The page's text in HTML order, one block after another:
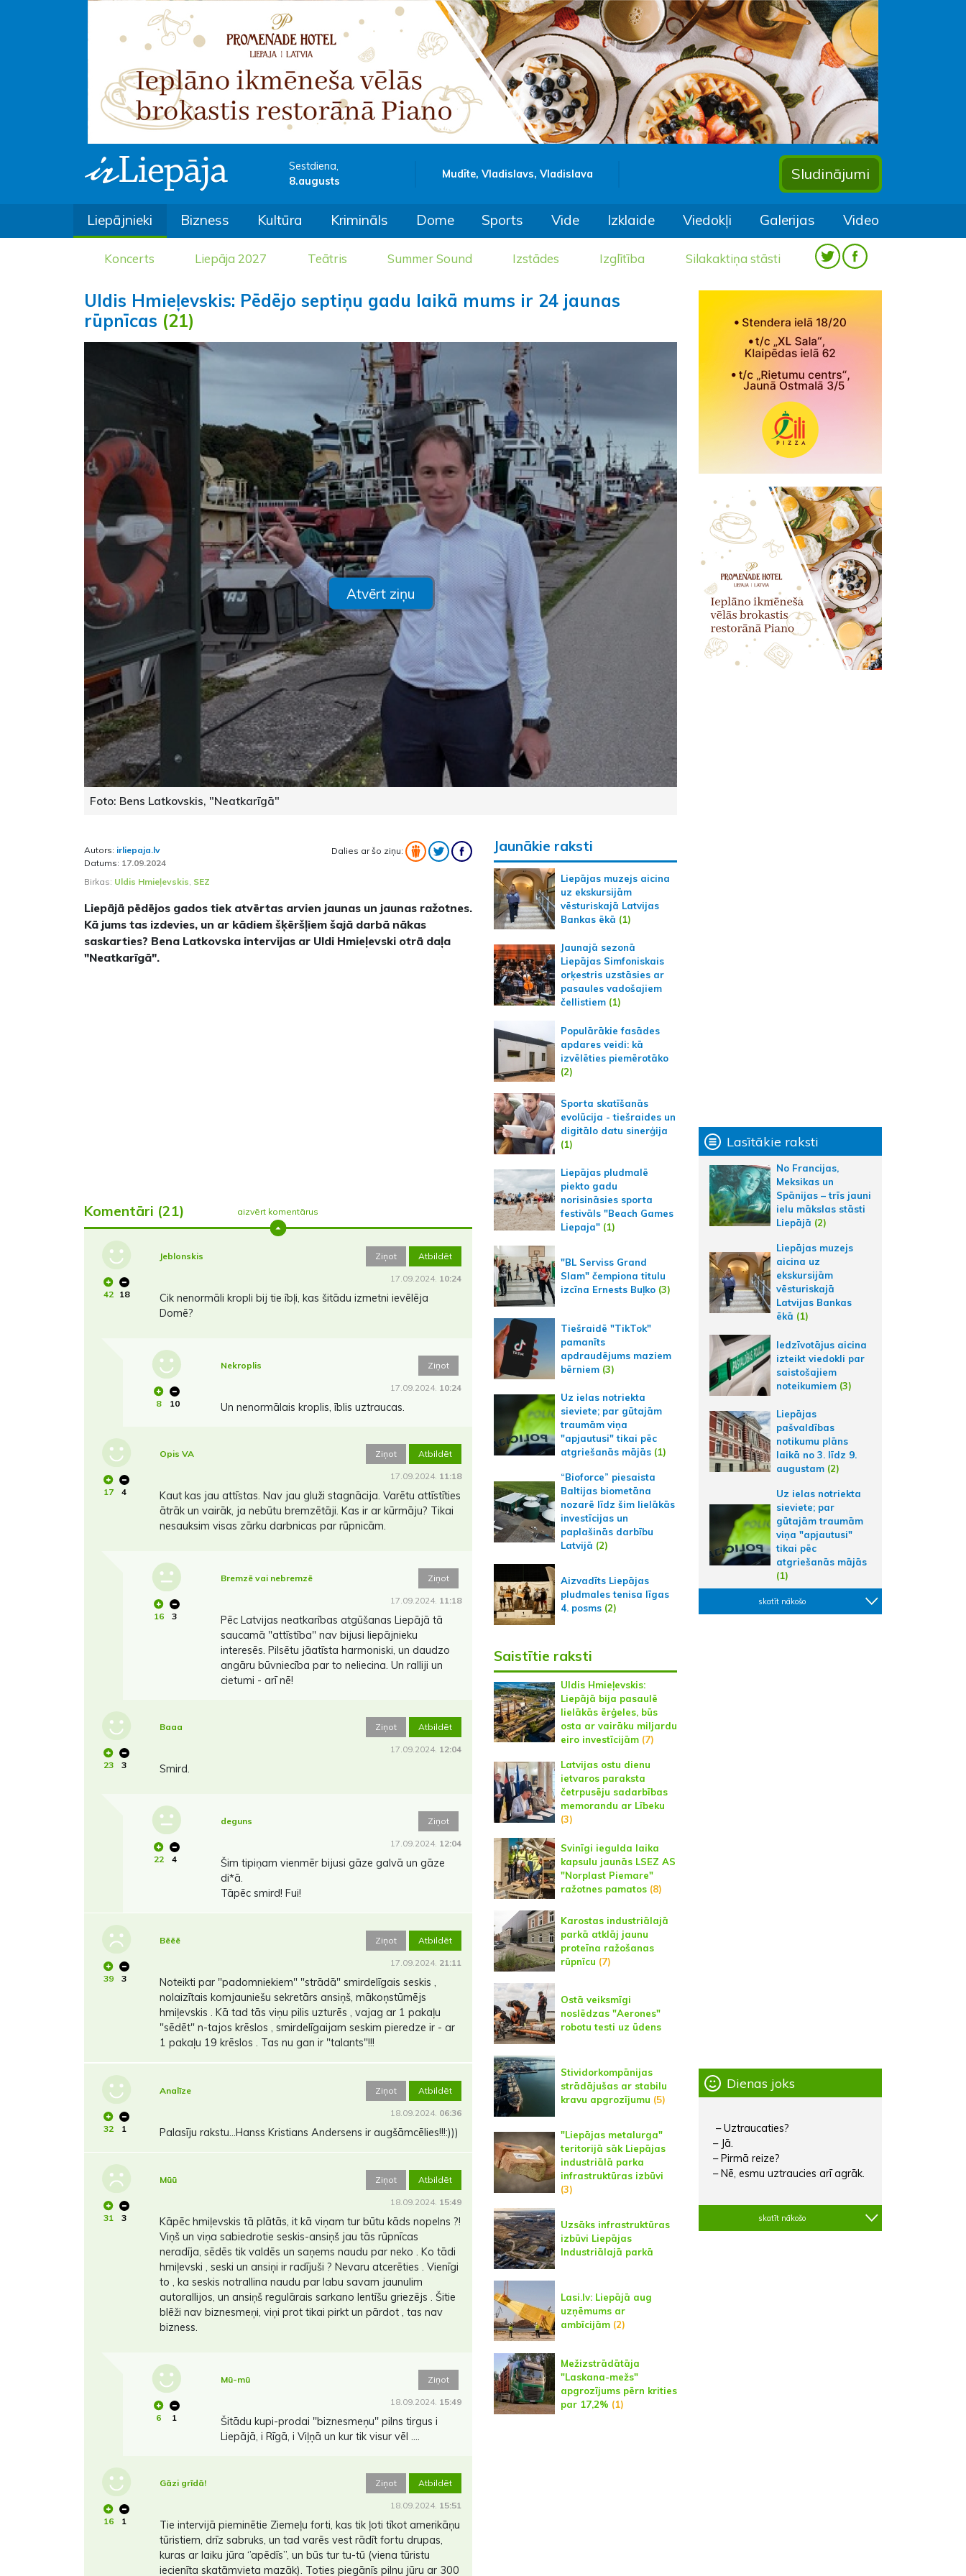
Sestdiena,
8.augusts
Mudīte, Vladislavs, Vladislava Sludinājumi
Liepājnieki Bizness Kultūra Krimināls Dome Sports Vide Izklaide Viedokļi Galerijas Video
Koncerts Liepāja 2027 Teātris Summer Sound Izstādes Izglītība Silakaktiņa stāsti
Uldis Hmieļevskis: Pēdējo septiņu gadu laikā mums ir 24 jaunas
rūpnīcas (21)
Foto: Bens Latkovskis, "Neatkarīgā"
Atvērt ziņu
Autors: irliepaja.lv
Datums: 17.09.2024
Dalies ar šo ziņu:
Birkas: Uldis Hmieļevskis, SEZ
Liepājā pēdējos gados tiek atvērtas arvien jaunas un jaunas ražotnes.
Kā jums tas izdevies, un ar kādiem šķēršļiem šajā darbā nākas
saskarties? Bena Latkovska intervijas ar Uldi Hmieļevski otrā daļa
"Neatkarīgā".
Komentāri (21) aizvērt komentārus
42 18
Jeblonskis Ziņot Atbildēt
17.09.2024. 10:24
Cik nenormāli kropli bij tie ībļi, kas šitādu izmetni ievēlēja
Domē?
8 10
Nekroplis Ziņot
17.09.2024. 10:24
Un nenormālais kroplis, īblis uztraucas.
17 4
Opis VA Ziņot Atbildēt
17.09.2024. 11:18
Kaut kas jau attīstas. Nav jau gluži stagnācija. Varētu attīstīties
ātrāk un vairāk, ja nebūtu bremzētāji. Kas ir ar kūrmāju? Tikai
nesauksim visas zārku darbnicas par rūpnicām.
16 3
Bremzē vai nebremzē Ziņot
17.09.2024. 11:18
Pēc Latvijas neatkarības atgūšanas Liepājā tā
saucamā "attīstība" nav bijusi liepājnieku
interesēs. Pilsētu jāatīsta harmoniski, un daudzo
angāru būvniecība par to neliecina. Un ralliji un
cietumi - arī nē!
23 3
Baaa Ziņot Atbildēt
17.09.2024. 12:04
Smird.
22 4
deguns Ziņot
17.09.2024. 12:04
Šim tipiņam vienmēr bijusi gāze galvā un gāze
di*ā.
Tāpēc smird! Fui!
39 3
Bēēē Ziņot Atbildēt
17.09.2024. 21:11
Noteikti par "padomniekiem" "strādā" smirdelīgais seskis ,
nolaizītais komjauniešu sekretārs ansiņš, mākoņstūmējs
hmiļevskis . Kā tad tās viņu pilis uzturēs , vajag ar 1 pakaļu
"sēdēt" n-tajos krēslos , smirdelīgaijam seskim pieredze ir - ar
1 pakaļu 19 krēslos . Tas nu gan ir "talants"!!!
32 1
Analīze Ziņot Atbildēt
18.09.2024. 06:36
Palasīju rakstu...Hanss Kristians Andersens ir augšāmcēlies!!!:)))
31 3
Mūū Ziņot Atbildēt
18.09.2024. 15:49
Kāpēc hmiļevskis tā plātās, it kā viņam tur būtu kāds nopelns ?!
Viņš un viņa sabiedrotie seskis-ansiņš jau tās rūpnīcas
neradīja, sēdēs tik valdēs un saņems naudu par neko . Ko tādi
hmiļevski , seski un ansiņi ir radījuši ? Nevaru atcerēties . Vienīgi
to , ka seskis notrallina naudu par labu savam jaunulim
autorallijos, un ansiņš regulārais sarkano lentīšu griezējs . Šitie
blēži nav biznesmeņi, viņi prot tikai pirkt un pārdot , tas nav
bizness.
6 1
Mū-mū Ziņot
18.09.2024. 15:49
Šitādu kupi-prodai ''biznesmeņu'' pilns tirgus i
Liepājā, i Rīgā, i Viļņā un kur tik visur vēl ....
16 1
Gāzi grīdā! Ziņot Atbildēt
18.09.2024. 15:51
Tie intervijā pieminētie Ziemeļu forti, kas tik ļoti tīkot amerikāņu
tūristiem, drīz sabruks, un tad varēs vest rādīt fortu drupas,
kuras ar laiku jūra ‘’apēdīs’’, un būs tur tu-tū (viena tūristu
iecienīta skatāmvieta mazāk). Toties piegānīs pilnu jūru ar 300
Jaunākie raksti
Liepājas muzejs aicina
uz ekskursijām
vēsturiskajā Latvijas
Bankas ēkā (1)
Jaunajā sezonā
Liepājas Simfoniskais
orķestris uzstāsies ar
pasaules vadošajiem
čellistiem(1)
Populārākie fasādes
apdares veidi: kā
izvēlēties piemērotāko
(2)
Sporta skatīšanās
evolūcija - tiešraides un
digitālo datu sinerģija
(1)
Liepājas pludmalē
piekto gadu
norisināsies sporta
festivāls "Beach Games
Liepaja"(1)
"BL Serviss Grand
Slam" čempiona titulu
izcīna Ernests Buļko(3)
Tiešraidē "TikTok"
pamanīts
apdraudējums maziem
bērniem(3)
Uz ielas notriekta
sieviete; par gūtajām
traumām viņa
"apjautusi" tikai pēc
atgriešanās mājās(1)
“Bioforce” piesaista
Baltijas biometāna
nozarē līdz šim lielākās
investīcijas un
paplašinās darbību
Latvijā (2)
Aizvadīts Liepājas
pludmales tenisa līgas
4. posms(2)
Saistītie raksti
Uldis Hmieļevskis:
Liepājā bija pasaulē
lielākās ērģeles, būs
osta ar vairāku miljardu
eiro investīcijām(7)
Latvijas ostu dienu
ietvaros paraksta
četrpusēju sadarbības
memorandu ar Lībeku
(3)
Svinīgi iegulda laika
kapsulu jaunās LSEZ AS
"Norplast Piemare"
ražotnes pamatos(8)
Karostas industriālajā
parkā atklāj jaunu
proteīna ražošanas
rūpnīcu (7)
Ostā veiksmīgi
noslēdzas "Aerones"
robotu testi uz ūdens
Stividorkompānijas
strādājušas ar stabilu
kravu apgrozījumu (5)
"Liepājas metalurga"
teritorijā sāk Liepājas
industriālā parka
infrastruktūras izbūvi
(3)
Uzsāks infrastruktūras
izbūvi Liepājas
Industriālajā parkā
Lasi.lv: Liepājā aug
uzņēmums ar
ambīcijām (2)
Mežizstrādātāja
"Laskana-mežs"
apgrozījums pērn krities
par 17,2% (1)
Lasītākie raksti
No Francijas,
Meksikas un
Spānijas – trīs jauni
ielu mākslas stāsti
Liepājā (2)
Liepājas muzejs
aicina uz
ekskursijām
vēsturiskajā
Latvijas Bankas
ēkā (1)
Iedzīvotājus aicina
izteikt viedokli par
saistošajiem
noteikumiem (3)
Liepājas
pašvaldības
notikumu plāns
laikā no 3. līdz 9.
augustam (2)
Uz ielas notriekta
sieviete; par
gūtajām traumām
viņa "apjautusi"
tikai pēc
atgriešanās mājās
(1)
skatīt nākošo
Dienas joks
– Uztraucaties?
– Jā.
– Pirmā reize?
– Nē, esmu uztraucies arī agrāk.
skatīt nākošo